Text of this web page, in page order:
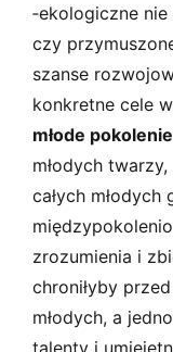
‑ekologiczne
czy
szanse
konkretne cele
młode pokolenie
młodych
całych młodych
zrozumienia i
chroniłyby
młodych, a
talenty i